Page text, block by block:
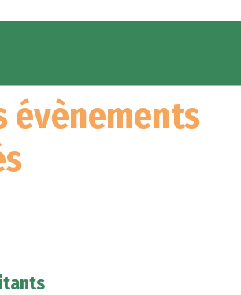
évènements